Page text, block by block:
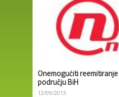
Onemogućiti
području BiH
12/09/2013